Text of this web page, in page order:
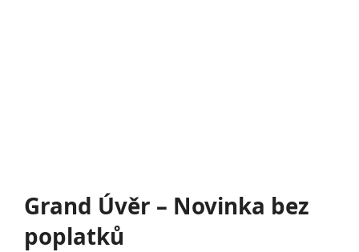
Grand Úvěr – Novinka bez
poplatků